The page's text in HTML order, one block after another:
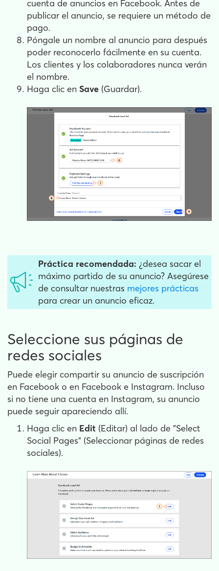
cuenta de anuncios en Facebook. Antes de
publicar el anuncio, se requiere un método de
pago.
Póngale un nombre al anuncio para después
poder reconocerlo fácilmente en su cuenta.
Los clientes y los colaboradores nunca verán
el nombre.
Haga clic en Save (Guardar).
Práctica recomendada: ¿desea sacar el
máximo partido de su anuncio? Asegúrese
de consultar nuestras mejores prácticas
para crear un anuncio eficaz.
Seleccione sus páginas de
redes sociales
Puede elegir compartir su anuncio de suscripción
en Facebook o en Facebook e Instagram. Incluso
si no tiene una cuenta en Instagram, su anuncio
puede seguir apareciendo allí.
Haga clic en Edit (Editar) al lado de "Select
Social Pages" (Seleccionar páginas de redes
sociales).